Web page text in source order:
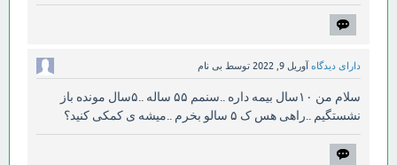
دارای دیدگاه آوریل 9, 2022 توسط بی نام
سلام من ۱۰سال بیمه داره ..سنمم ۵۵ ساله ..۵سال مونده باز
نشستگیم ..راهی هس ک ۵ سالو بخرم ..میشه ی کمکی کنید؟